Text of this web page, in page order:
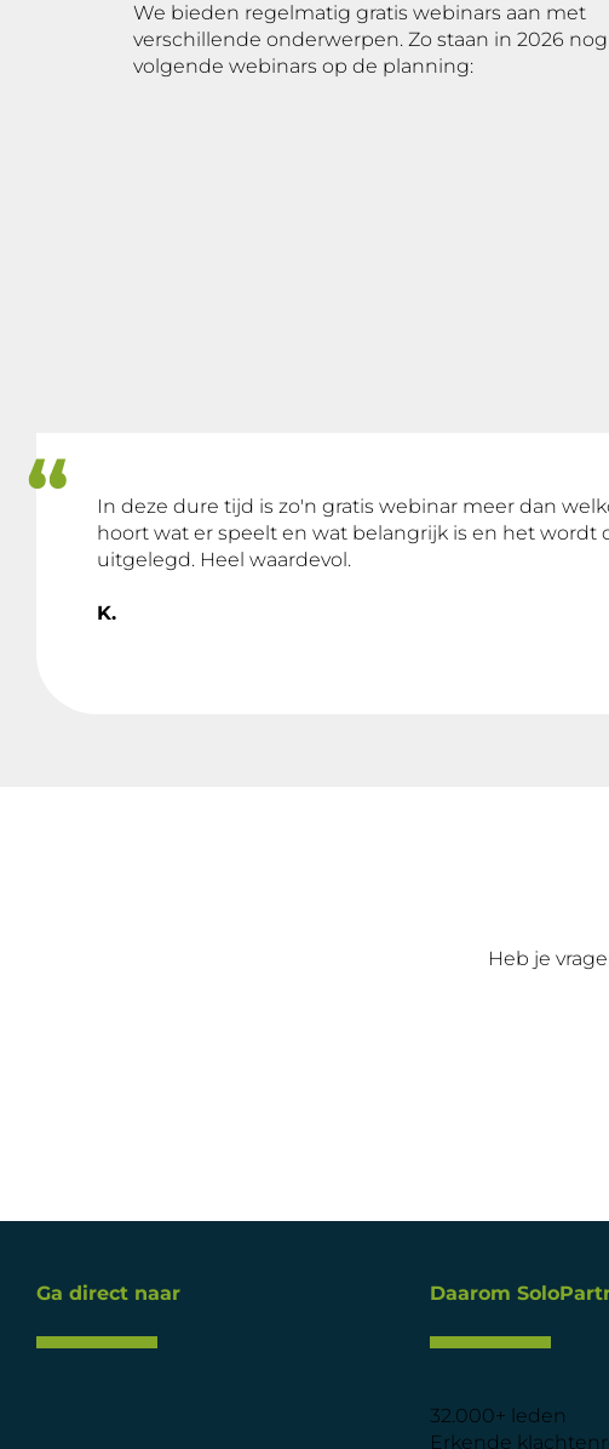
We bieden regelmatig gratis webinars aan met
verschillende onderwerpen. Zo staan in 2026
volgende webinars op de planning:
In deze dure tijd is zo'n gratis webinar meer dan
hoort wat er speelt en wat belangrijk is en het wordt
uitgelegd. Heel waardevol.
K.
Heb je
Ga direct naar Daarom
32.000+ leden
Erkende